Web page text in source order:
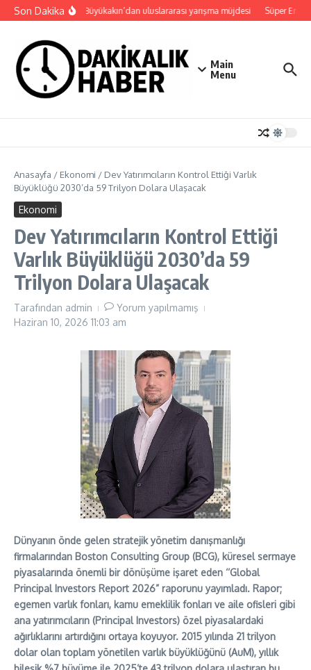
İçeriğe atla
Son DakikaBaşkan Büyükakın’dan uluslararası yarışma müjdesi Süper
Main
Menu
Anasayfa / Ekonomi / Dev Yatırımcıların Kontrol Ettiği Varlık
Büyüklüğü 2030’da 59 Trilyon Dolara Ulaşacak
Ekonomi
Dev Yatırımcıların Kontrol Ettiği
Varlık Büyüklüğü 2030’da 59
Trilyon Dolara Ulaşacak
Tarafından admin
Yorum yapılmamış
Haziran 10, 2026 11:03 am
Dünyanın önde gelen stratejik yönetim danışmanlığı
firmalarından Boston Consulting Group (BCG), küresel sermaye
piyasalarında önemli bir dönüşüme işaret eden ‘’Global
Principal Investors Report 2026” raporunu yayımladı. Rapor;
egemen varlık fonları, kamu emeklilik fonları ve aile ofisleri gibi
ana yatırımcıların (Principal Investors) özel piyasalardaki
ağırlıklarını artırdığını ortaya koyuyor. 2015 yılında 21 trilyon
dolar olan toplam yönetilen varlık büyüklüğünü (AuM), yıllık